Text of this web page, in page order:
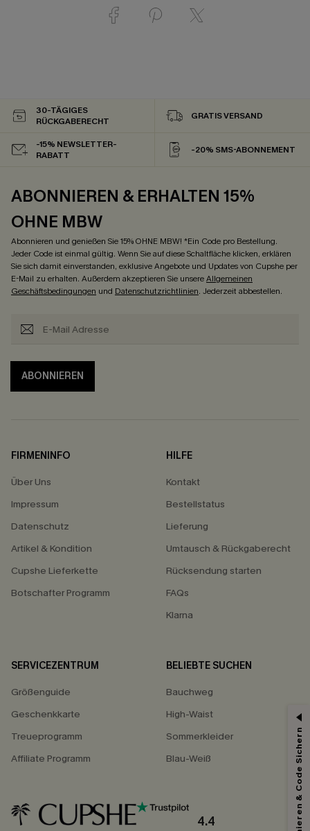
30-TÄGIGES
RÜCKGABERECHT
GRATIS VERSAND
-15% NEWSLETTER-
RABATT
-20% SMS-ABONNEMENT
ABONNIEREN & ERHALTEN 15%
OHNE MBW
Abonnieren und genießen Sie 15% OHNE MBW! *Ein Code pro Bestellung.
Jeder Code ist einmal gültig. Wenn Sie auf diese Schaltfläche klicken, erklären
Sie sich damit einverstanden, exklusive Angebote und Updates von Cupshe per
E-Mail zu erhalten. Außerdem akzeptieren Sie unsereAllgemeinen
Geschäftsbedingungen und Datenschutzrichtlinien. Jederzeit abbestellen.
ABONNIEREN
FIRMENINFO
Über Uns
Impressum
Datenschutz
Artikel & Kondition
Cupshe Lieferkette
Botschafter Programm
HILFE
Kontakt
Bestellstatus
Lieferung
Umtausch & Rückgaberecht
Rücksendung starten
FAQs
Klarna
SERVICEZENTRUM
Größenguide
Geschenkkarte
Treueprogramm
Affiliate Programm
BELIEBTE SUCHEN
Bauchweg
High-Waist
Sommerkleider
Blau-Weiß
4.4 Abonnieren & Code Sichern